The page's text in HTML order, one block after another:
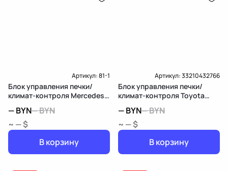
Артикул:81-1
Блок управления печки/
климат-контроля Mercedes-
—BYN—BYN
~ — $
В корзину
Артикул:33210432766
Блок управления печки/
климат-контроля Toyota
—BYN—BYN
~ — $
В корзину